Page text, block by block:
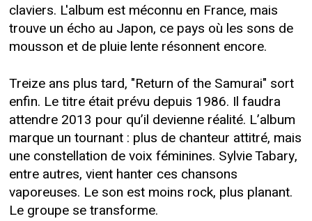
claviers. L'album est méconnu en France, mais
trouve un écho au Japon, ce pays où les sons de
mousson et de pluie lente résonnent encore.
Treize ans plus tard, "Return of the Samurai" sort
enfin. Le titre était prévu depuis 1986. Il faudra
attendre 2013 pour qu’il devienne réalité. L’album
marque un tournant : plus de chanteur attitré, mais
une constellation de voix féminines. Sylvie Tabary,
entre autres, vient hanter ces chansons
vaporeuses. Le son est moins rock, plus planant.
Le groupe se transforme.